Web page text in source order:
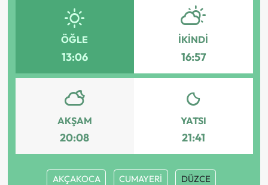
ÖĞLE
13:06
İKINDI
16:57
AKŞAM
20:08
YATSI
21:41
AKÇAKOCA CUMAYERİ DÜZCE